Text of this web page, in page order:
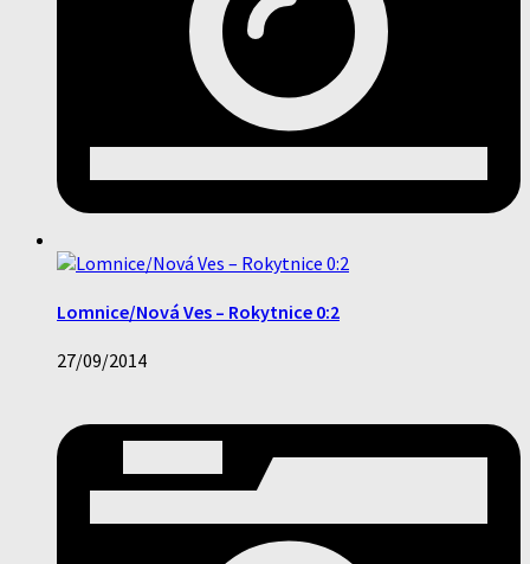
Lomnice/Nová Ves – Rokytnice 0:2
27/09/2014